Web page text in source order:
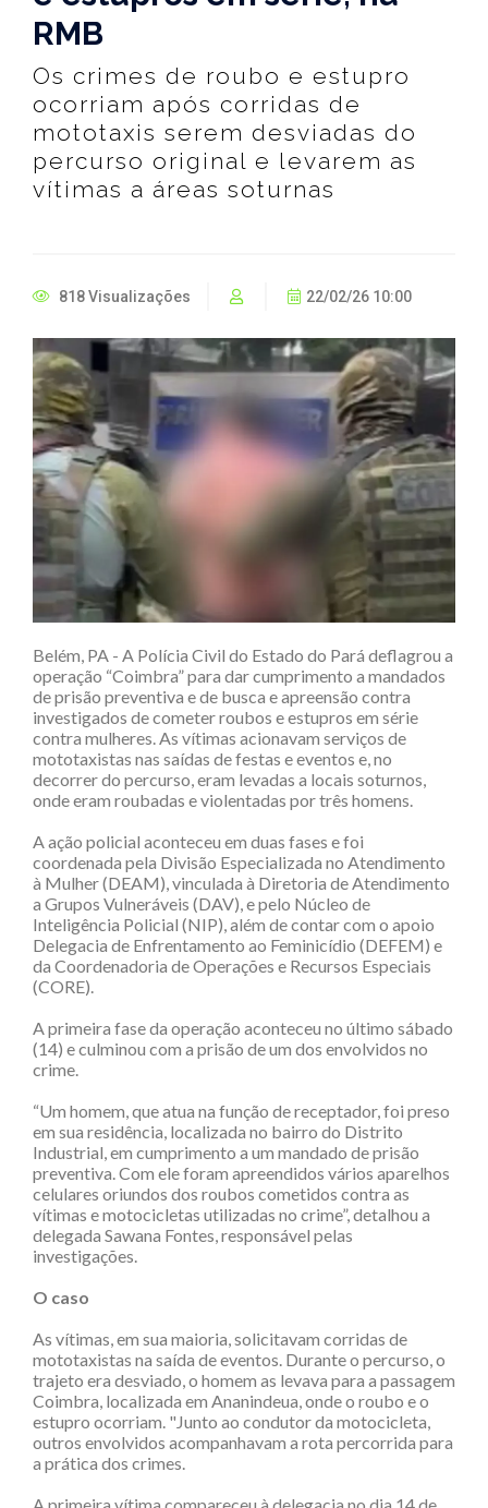
RMB
Os crimes de roubo e estupro
ocorriam após corridas de
mototaxis serem desviadas do
percurso original e levarem as
vítimas a áreas soturnas
818 Visualizações 22/02/26 10:00
Belém, PA - A Polícia Civil do Estado do Pará deflagrou a
operação “Coimbra” para dar cumprimento a mandados
de prisão preventiva e de busca e apreensão contra
investigados de cometer roubos e estupros em série
contra mulheres. As vítimas acionavam serviços de
mototaxistas nas saídas de festas e eventos e, no
decorrer do percurso, eram levadas a locais soturnos,
onde eram roubadas e violentadas por três homens.
A ação policial aconteceu em duas fases e foi
coordenada pela Divisão Especializada no Atendimento
à Mulher (DEAM), vinculada à Diretoria de Atendimento
a Grupos Vulneráveis (DAV), e pelo Núcleo de
Inteligência Policial (NIP), além de contar com o apoio
Delegacia de Enfrentamento ao Feminicídio (DEFEM) e
da Coordenadoria de Operações e Recursos Especiais
(CORE).
A primeira fase da operação aconteceu no último sábado
(14) e culminou com a prisão de um dos envolvidos no
crime.
“Um homem, que atua na função de receptador, foi preso
em sua residência, localizada no bairro do Distrito
Industrial, em cumprimento a um mandado de prisão
preventiva. Com ele foram apreendidos vários aparelhos
celulares oriundos dos roubos cometidos contra as
vítimas e motocicletas utilizadas no crime”, detalhou a
delegada Sawana Fontes, responsável pelas
investigações.
O caso
As vítimas, em sua maioria, solicitavam corridas de
mototaxistas na saída de eventos. Durante o percurso, o
trajeto era desviado, o homem as levava para a passagem
Coimbra, localizada em Ananindeua, onde o roubo e o
estupro ocorriam. "Junto ao condutor da motocicleta,
outros envolvidos acompanhavam a rota percorrida para
a prática dos crimes.